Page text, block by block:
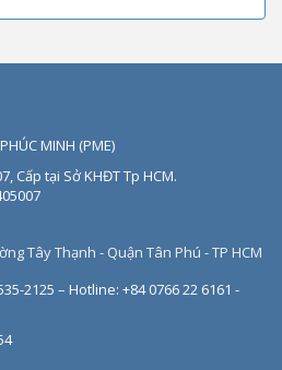
MINH (PME)
Cấp tại Sở KHĐT Tp HCM.
Tây Thạnh - Quận Tân Phú - TP HCM
2125 – Hotline: +84 0766 22 6161 -